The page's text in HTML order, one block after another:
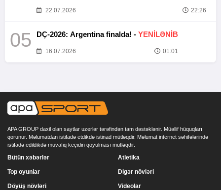
22.07.2026 22:26
05 DÇ-2026: Argentina finalda! - YENİLƏNİB
16.07.2026 01:01
APA GROUP daxil olan saytlar uzerlər tərəfindən tam dəstəklənir. Müəllif hüquqları
qorunur. Məlumatdan istifadə etdikdə istinad mütləqdir. Məlumat internet səhifələrində
istifadə edildikdə müvafiq keçidin qoyulması mütləqdir.
Bütün xəbərlər
Top oyunlar
Döyüş növləri
Atletika
Digər növləri
Videolar